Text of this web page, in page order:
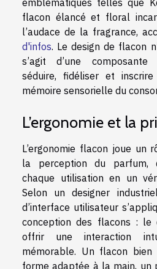
flacon élancé et floral
l’audace de la fragrance,
d'infos. Le design de flacon
s’agit d’une
séduire, fidéliser et
mémoire sensorielle du
L’ergonomie et la
L’ergonomie flacon joue un
la perception du parfum,
chaque utilisation en un
Selon un designer
d’interface utilisateur
conception des flacons : le
offrir une interaction
mémorable. Un flacon
forme adaptée à la main, un